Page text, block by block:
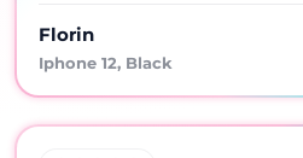
Florin
Iphone 12, Black